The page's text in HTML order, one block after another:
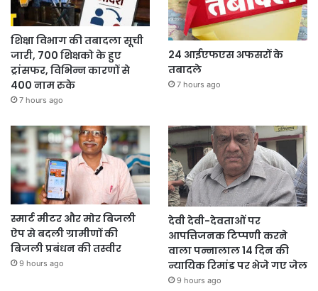
शिक्षा विभाग की तबादला सूची
जारी, 700 शिक्षको के हुए
ट्रांसफर, विभिन्न कारणों से
400 नाम रुके
7 hours ago
24 आईएफएस अफसरों के
तबादले
7 hours ago
स्मार्ट मीटर और मोर बिजली
ऐप से बदली ग्रामीणों की
बिजली प्रबंधन की तस्वीर
9 hours ago
देवी देवी-देवताओं पर
आपत्तिजनक टिप्पणी करने
वाला पन्नालाल 14 दिन की
न्यायिक रिमांड पर भेजे गए जेल
9 hours ago